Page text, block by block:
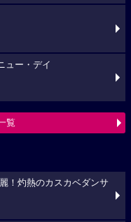
ュー・デイ
覧
！灼熱のカスカベダンサ